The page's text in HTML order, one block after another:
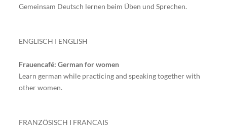
Gemeinsam Deutsch lernen beim Üben und Sprechen.
ENGLISCH I ENGLISH
Frauencafé: German for women
Learn german while practicing and speakingtogether with
other women.
FRANZÖSISCH I FRANCAIS